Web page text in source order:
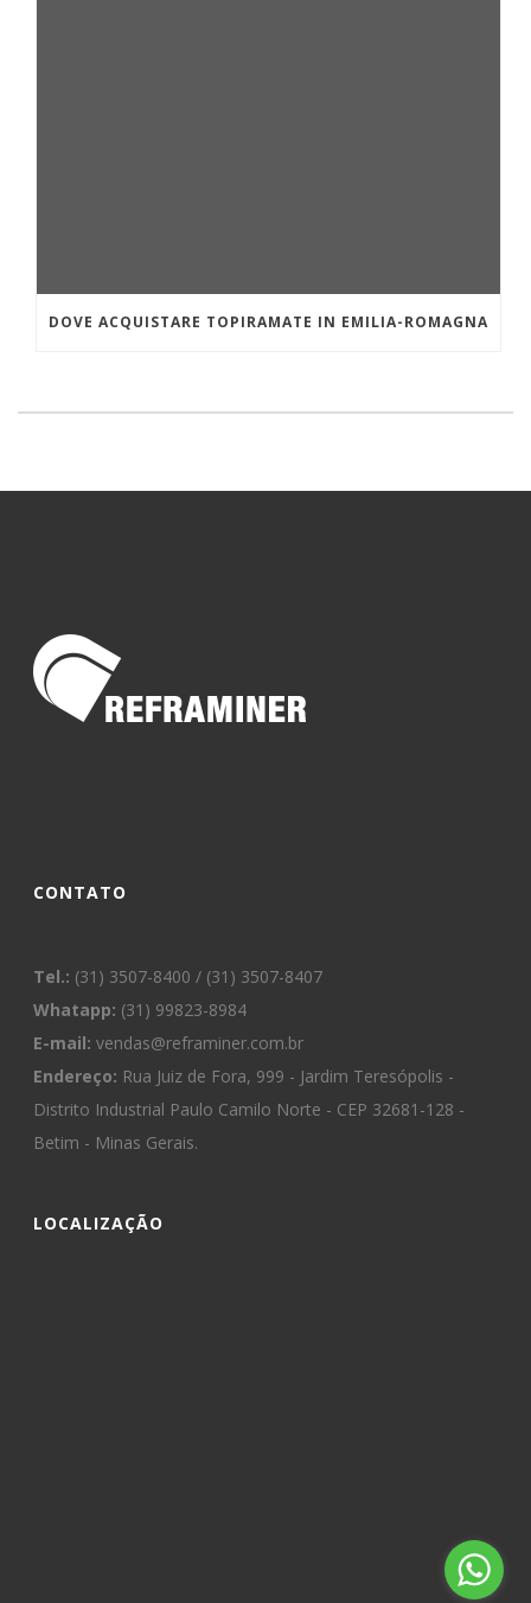
DOVE ACQUISTARE TOPIRAMATE IN EMILIA-ROMAGNA
CONTATO
Tel.: (31) 3507-8400 / (31) 3507-8407
Whatapp: (31) 99823-8984
E-mail: vendas@reframiner.com.br
Endereço: Rua Juiz de Fora, 999 - Jardim Teresópolis -
Distrito Industrial Paulo Camilo Norte - CEP 32681-128 -
Betim - Minas Gerais.
LOCALIZAÇÃO